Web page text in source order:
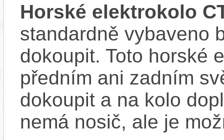
Horské elektrokolo
standardně vybaveno
dokoupit. Toto horské
předním ani zadním
dokoupit a na kolo
nemá nosič, ale je